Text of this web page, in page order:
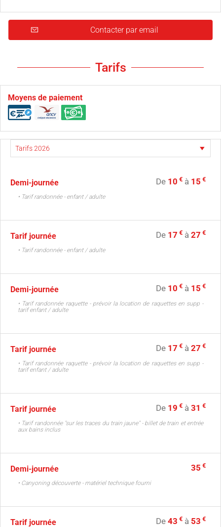
Contacter par email
Tarifs
Moyens de paiement
Demi-journée De 10 € à 15 €
• Tarif randonnée - enfant / adulte
Tarif journée De 17 € à 27 €
• Tarif randonnée - enfant / adulte
Demi-journée De 10 € à 15 €
• Tarif randonnée raquette - prévoir la location de raquettes en supp -
tarif enfant / adulte
Tarif journée De 17 € à 27 €
• Tarif randonnée raquette - prévoir la location de raquettes en supp -
tarif enfant / adulte
Tarif journée De 19 € à 31 €
• Tarif randonnée "sur les traces du train jaune" - billet de train et entrée
aux bains inclus
Demi-journée 35 €
• Canyoning découverte - matériel technique fourni
Tarif journée De 43 € à 53 €